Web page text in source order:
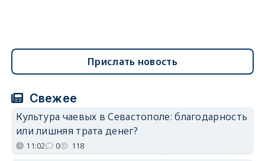
Прислать новость
Свежее
Культура чаевых в Севастополе: благодарность
или лишняя трата денег?
11:02 0 118